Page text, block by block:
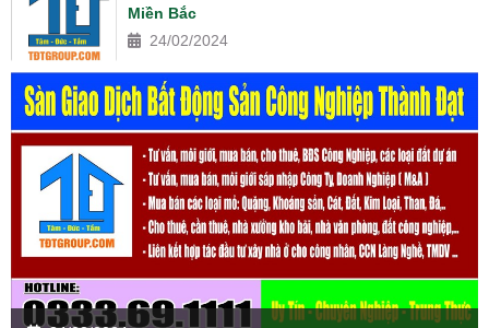
Miền Bắc
24/02/2024